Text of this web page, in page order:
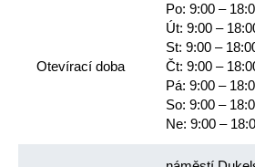
Otevírací doba
Po: 9:00 –
Út: 9:00 –
St: 9:00 –
Čt: 9:00 –
Pá: 9:00 –
So: 9:00 –
Ne: 9:00 –